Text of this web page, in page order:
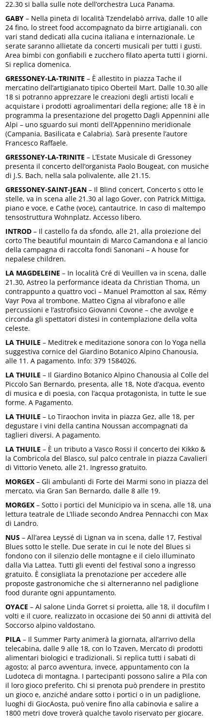
22.30 si balla sulle note dell’orchestra Luca Panama.
GABY – Nella pineta di località Tzendelabò arriva, dalle 10 alle
24 fino, lo street food accompagnato da birre artigianali. con
vari stand dedicati alla cucina italiana e internazionale. Le
serate saranno allietate da concerti musicali per tutti i gusti.
Area bimbi con gonfiabili e zucchero filato aperta tutti i giorni.
Si replica domenica.
GRESSONEY-LA-TRINITE – È allestito in piazza Tache il
mercatino dell’artigianato tipico Oberteil Mart. Dalle 10.30 alle
18 si potranno apprezzare le creazioni degli artisti locali e
acquistare i prodotti agroalimentari della regione; alle 18 è in
programma la presentazione del progetto Dagli Appennini alle
Alpi – uno sguardo sui monti dell’Appennino meridionale
(Campania, Basilicata e Calabria). Sarà presente l’autore
Francesco Raffaele.
GRESSONEY-LA-TRINITE – L’Estate Musicale di Gressoney
presenta il concerto dell’organista Paolo Bougeat, con musiche
di J.S. Bach, nella sala polivalente, alle 21.15.
GRESSONEY-SAINT-JEAN – Il Blind concert, Concerto s otto le
stelle, va in scena alle 21.30 al lago Gover, con Patrick Mittiga,
piano e voce, e Cathe (voce), cantautrice. In caso di maltempo
tensostruttura Wohnplatz. Accesso libero.
INTROD – Il castello fa da sfondo, alle 21, alla proiezione del
corto The beautiful mountain di Marco Camandona e al lancio
della campagna di raccolta fondi Sanonani – A house for
nepalese children.
LA MAGDELEINE – In località Cré di Veuillen va in scena, dalle
21.30, Astreo la performance ideata da Christian Thoma, un
contrappunto a quattro voci – Manuel Pramotton al sax, Rémy
Vayr Pova al trombone. Matteo Cigna al vibrafono e alle
percussioni e l’astrofisico Giovanni Covone – che avvolge e
circonda gli spettatori distesi in contemplazione della volta
celeste.
LA THUILE – Meditrek e meditazione sonora con lo Yoga nella
suggestiva cornice del Giardino Botanico Alpino Chanousia,
alle 11. A pagamento. Info: 379 1584026.
LA THUILE – Il Giardino Botanico Alpino Chanousia al Colle del
Piccolo San Bernardo, presenta, alle 18, Note d’acqua, evento
di musica e di poesia, con l’acqua protagonista, in tutte le sue
forme. A Pagamento.
LA THUILE – Lo Tiraochon invita in piazza Gez, alle 18, per
degustare i vini della cantina Noussan accompagnati da
taglieri diversi. A pagamento.
LA THUILE – È un tributo a Vasco Rossi il concerto dei Kikko &
la Combricola del Blasco, sul palco centrale in piazza Cavalieri
di Vittorio Veneto, alle 21. Ingresso gratuito.
MORGEX – Gli ambulanti di Forte dei Marmi sono in piazza del
mercato, via Gran San Bernardo, dalle 8 alle 19.
MORGEX – Sotto i portici del Municipio va in scena, alle 18, una
lettura teatrale de L’Iliade secondo Andrea Pennacchi con Max
di Landro.
NUS – All’area Leyssé di Lignan va in scena, dalle 17, Festival
Blues sotto le stelle. Due serate in cui le note del Blues si
fondono con il silenzio delle montagne e il cielo illuminato
dalla Via Lattea. Tutti gli eventi del festival sono a ingresso
gratuito. È consigliata la prenotazione per accedere alle
proposte gastronomiche che si alterneranno nel padiglione
food durante ogni appuntamento.
OYACE – Al salone Linda Gorret si proietta, alle 18, il docufilm I
volti e il cuore, realizzato in occasione dei 50 anni di attività del
Soccorso alpino valdostano.
PILA – Il Summer Party animerà la giornata, all’arrivo della
telecabina, dalle 9 alle 18, con lo Tzaven, Mercato di prodotti
alimentari biologici e tradizionali. Si replica tutti i sabati di
agosto; al parco avventura, invece, appuntamento con la
Ludoteca di montagna. I partecipanti possono salire a Pila con
il loro gioco preferito. Chi si prenota può prendere in prestito
un gioco e, anziché andare sotto i portici o in un padiglione,
luoghi di GiocAosta, può venire fino alla cabinovia e salire a
1800 metri dove troverà qualche tavolo riservato per giocare.